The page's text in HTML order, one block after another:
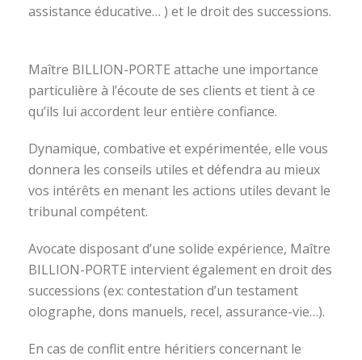
assistance éducative… ) et le droit des successions.
Maître BILLION-PORTE attache une importance
particulière à l’écoute de ses clients et tient à ce
qu’ils lui accordent leur entière confiance.
Dynamique, combative et expérimentée, elle vous
donnera les conseils utiles et défendra au mieux
vos intérêts en menant les actions utiles devant le
tribunal compétent.
Avocate disposant d’une solide expérience, Maître
BILLION-PORTE intervient également en droit des
successions (ex: contestation d’un testament
olographe, dons manuels, recel, assurance-vie…).
En cas de conflit entre héritiers concernant le